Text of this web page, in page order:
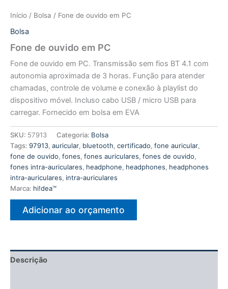
Início / Bolsa / Fone de ouvido em PC
Bolsa
Fone de ouvido em PC
Fone de ouvido em PC. Transmissão sem fios BT 4.1 com
autonomia aproximada de 3 horas. Função para atender
chamadas, controle de volume e conexão à playlist do
dispositivo móvel. Incluso cabo USB / micro USB para
carregar. Fornecido em bolsa em EVA
SKU: 57913 Categoria: Bolsa
Tags: 97913, auricular, bluetooth, certificado, fone auricular,
fone de ouvido, fones, fones auriculares, fones de ouvido,
fones intra-auriculares, headphone, headphones, headphones
intra-auriculares, intra-auriculares
Marca: hi!dea™
Adicionar ao orçamento
Descrição